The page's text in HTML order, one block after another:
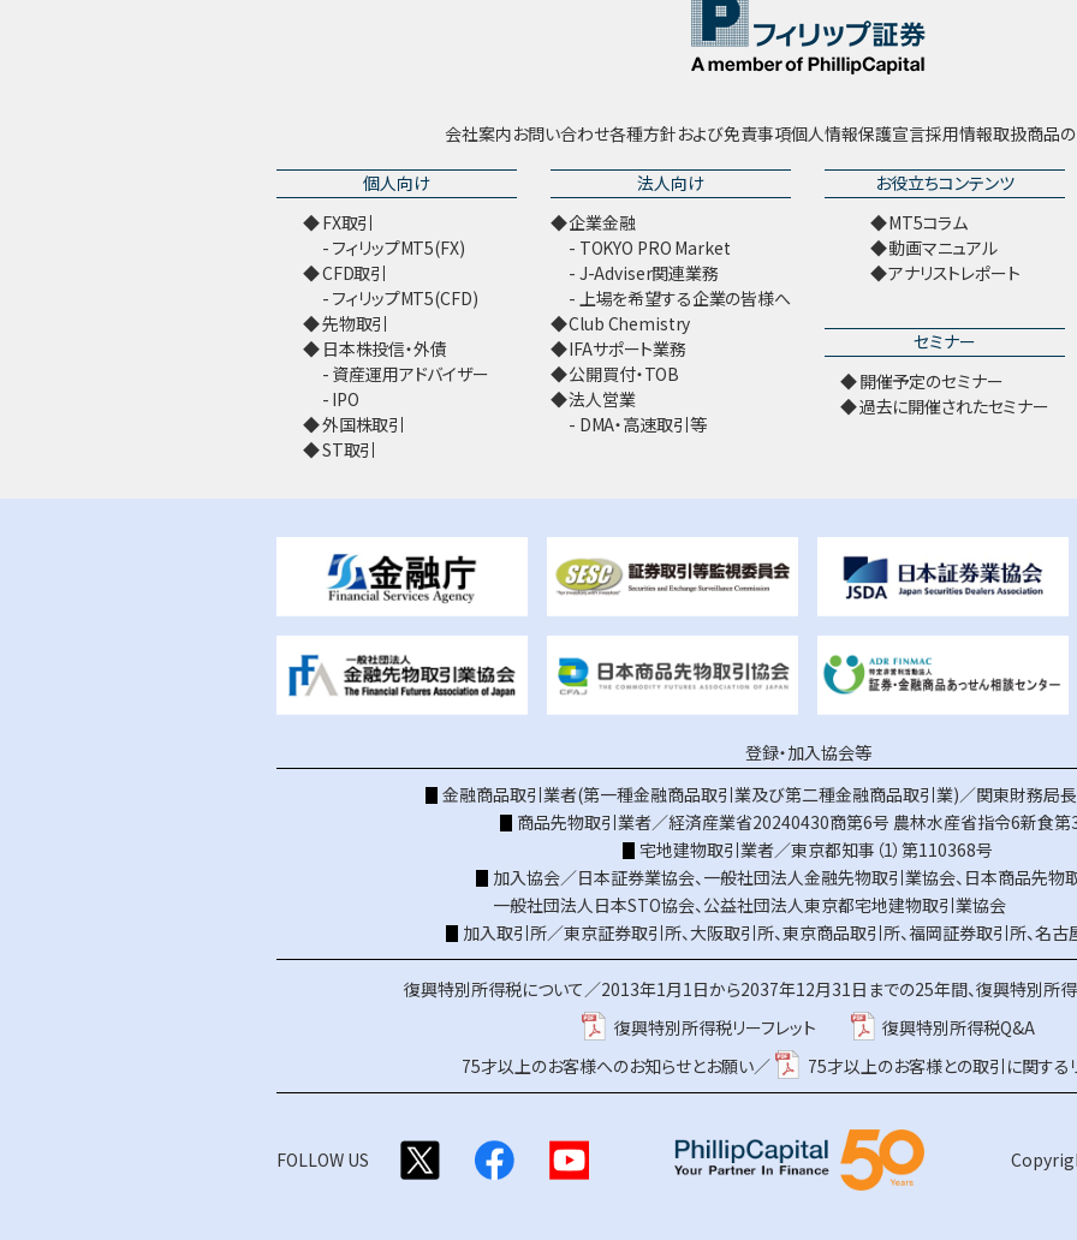
会社案内お問い合わせ各種方針および免責事項個人情報保護宣言採用情報取扱商品
個人向け
FX取引
フィリップMT5(FX)
CFD取引
フィリップMT5(CFD)
先物取引
日本株投信・外債
資産運用アドバイザー
IPO
外国株取引
ST取引
法人向け
企業金融
TOKYO PRO Market
J-Adviser関連業務
上場を希望する企業の皆様へ
Club Chemistry
IFAサポート業務
公開買付・TOB
法人営業
DMA・高速取引等
お役立ちコンテンツ
MT5コラム
動画マニュアル
アナリストレポート
セミナー
開催予定のセミナー
過去に開催されたセミナー
登録・加入協会等
金融商品取引業者(第一種金融商品取引業及び第二種金融商品取引業)／関東財務局長
商品先物取引業者／経済産業省20240430商第6号 農林水産省指令6新食第
宅地建物取引業者／東京都知事（1）第110368号
加入協会／日本証券業協会、 一般社団法人金融先物取引業協会、 日本商品先物
一般社団法人日本STO協会、 公益社団法人東京都宅地建物取引業協会
加入取引所／東京証券取引所、大阪取引所、東京商品取引所、福岡証券取引所、名古
復興特別所得税について／2013年1月1日から2037年12月31日までの25年間、復興特別所得
復興特別所得税リーフレット
復興特別所得税Q&A
75才以上のお客様へのお知らせとお願い／
75才以上のお客様との取引に関する
FOLLOW US